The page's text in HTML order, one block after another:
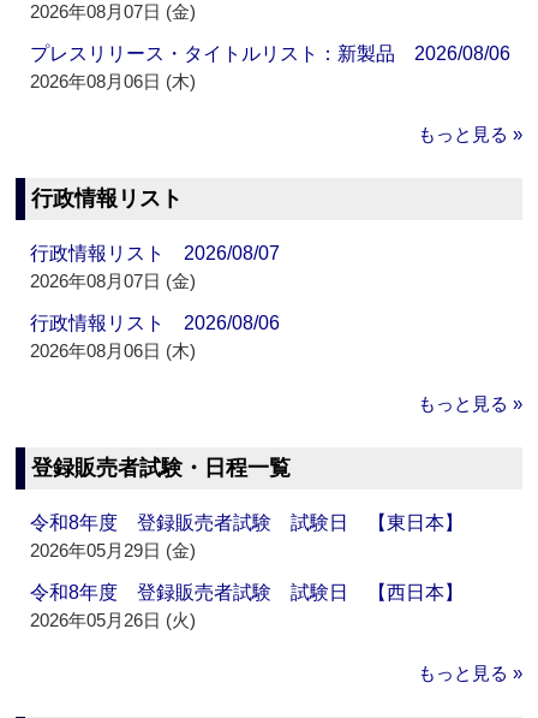
2026年08月07日 (金)
プレスリリース・タイトルリスト：新製品 2026/08/06
2026年08月06日 (木)
もっと見る »
行政情報リスト
行政情報リスト 2026/08/07
2026年08月07日 (金)
行政情報リスト 2026/08/06
2026年08月06日 (木)
もっと見る »
登録販売者試験・日程一覧
令和8年度 登録販売者試験 試験日 【東日本】
2026年05月29日 (金)
令和8年度 登録販売者試験 試験日 【西日本】
2026年05月26日 (火)
もっと見る »